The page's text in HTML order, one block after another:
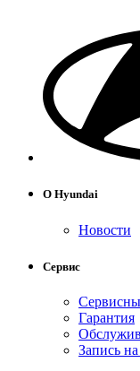
О Hyundai
Новости
Сервис
Гарантия
Запись